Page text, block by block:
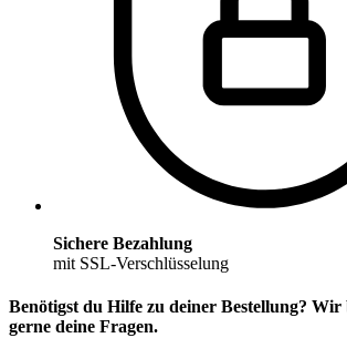
Sichere Bezahlung
mit SSL-Verschlüsselung
Benötigst du Hilfe zu deiner Bestellung? Wir
gerne deine Fragen.